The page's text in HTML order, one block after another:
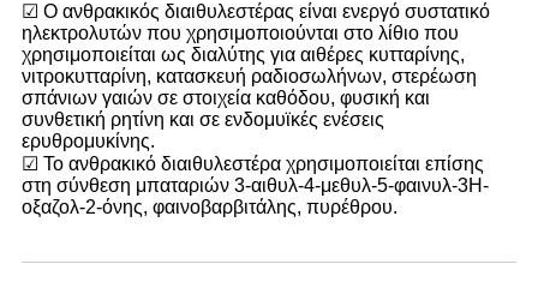
☑ Ο ανθρακικός διαιθυλεστέρας είναι ενεργό συστατικό
ηλεκτρολυτών που χρησιμοποιούνται στο λίθιο που
χρησιμοποιείται ως διαλύτης για αιθέρες κυτταρίνης,
νιτροκυτταρίνη, κατασκευή ραδιοσωλήνων, στερέωση
σπάνιων γαιών σε στοιχεία καθόδου, φυσική και
συνθετική ρητίνη και σε ενδομυϊκές ενέσεις
ερυθρομυκίνης.
☑ Το ανθρακικό διαιθυλεστέρα χρησιμοποιείται επίσης
στη σύνθεση μπαταριών 3-αιθυλ-4-μεθυλ-5-φαινυλ-3Η-
οξαζολ-2-όνης, φαινοβαρβιτάλης, πυρέθρου.